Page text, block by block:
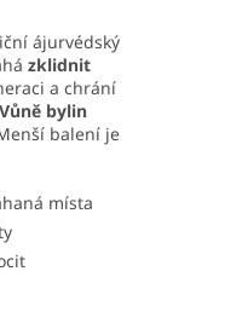
ájurvédský
zklidnit
a chrání
Vůně bylin
balení je
místa